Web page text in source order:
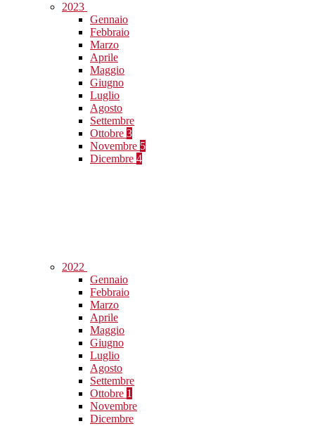
2023
Gennaio
Febbraio
Marzo
Aprile
Maggio
Giugno
Luglio
Agosto
Settembre
Ottobre 3
Novembre 5
Dicembre 4
2022
Gennaio
Febbraio
Marzo
Aprile
Maggio
Giugno
Luglio
Agosto
Settembre
Ottobre 1
Novembre
Dicembre